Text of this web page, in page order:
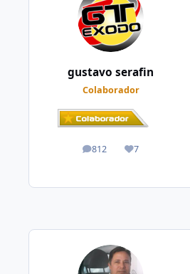
gustavo serafin
Colaborador
812
posts 7
Reputação